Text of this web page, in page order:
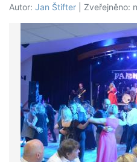
Autor: Jan Štifter | Zveřejněno: